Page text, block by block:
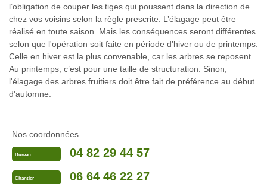
l’obligation de couper les tiges qui poussent dans la direction de
chez vos voisins selon la règle prescrite. L’élagage peut être
réalisé en toute saison. Mais les conséquences seront différentes
selon que l'opération soit faite en période d’hiver ou de printemps.
Celle en hiver est la plus convenable, car les arbres se reposent.
Au printemps, c’est pour une taille de structuration. Sinon,
l'élagage des arbres fruitiers doit être fait de préférence au début
d'automne.
Nos coordonnées
Bureau 04 82 29 44 57
Chantier 06 64 46 22 27